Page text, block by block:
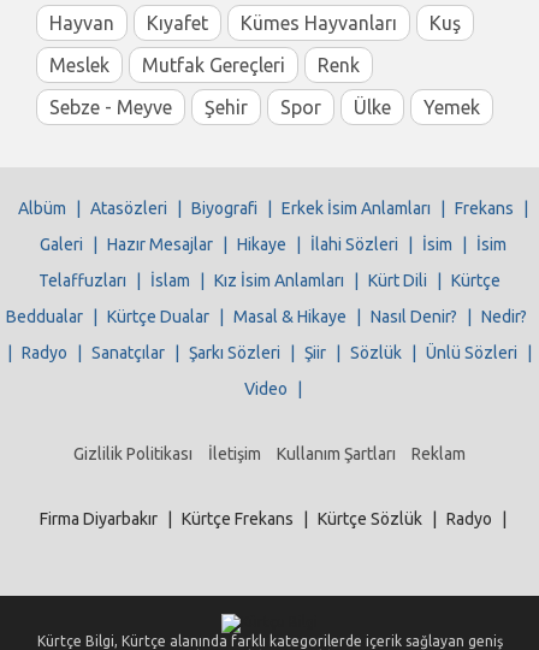
Hayvan
Kıyafet Kümes Hayvanları
Kuş
Meslek
Mutfak Gereçleri
Renk
Sebze - Meyve
Şehir Spor Ülke Yemek
Albüm Atasözleri Biyografi Erkek İsim Anlamları Frekans
Galeri
Hazır Mesajlar Hikaye İlahi Sözleri İsim
İsim
Telaffuzları
İslam Kız İsim Anlamları Kürt Dili
Kürtçe
Beddualar
Kürtçe Dualar Masal & Hikaye Nasıl Denir?
Nedir?
Radyo Sanatçılar Şarkı Sözleri Şiir Sözlük Ünlü Sözleri
Video
Gizlilik Politikası İletişim Kullanım Şartları Reklam
Firma Diyarbakır Kürtçe Frekans Kürtçe Sözlük Radyo
Kürtçe Bilgi, Kürtçe alanında farklı kategorilerde içerik sağlayan geniş